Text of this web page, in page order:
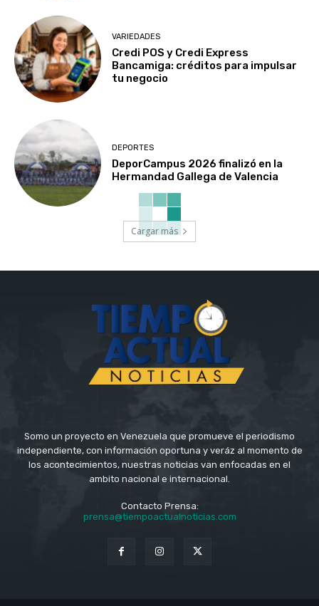
VARIEDADES
Credi POS y Credi Express
Bancamiga: créditos para impulsar
tu negocio
DEPORTES
DeporCampus 2026 finalizó en la
Hermandad Gallega de Valencia
Cargar más
Somo un proyecto en Venezuela que promueve el periodismo
independiente, con información oportuna y veráz al momento de
los acontecimientos, nuestras noticias van enfocadas en el
ambito nacional e internacional.
Contacto Prensa:
prensa@tiempoactualnoticias.com